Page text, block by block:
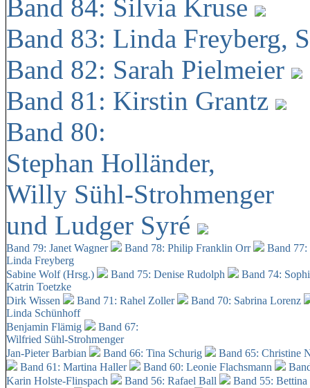
Band 84: Silvia Kruse
Band 83: Linda Freyberg,
Band 82: Sarah Pielmeier
Band 81: Kirstin Grantz
Band 80:
Stephan Holländer,
Willy Sühl-Strohmenger
und Ludger Syré
Band 79: Janet Wagner Band 78: Philip Franklin Orr
Band
Linda Freyberg
Sabine Wolf (Hrsg.)
Band 75: Denise Rudolph
Band 74:
Katrin Toetzke
Dirk Wissen
Band 71: Rahel Zoller
Band 70: Sabrina Lorenz
Linda Schünhoff
Benjamin Flämig
Band 67:
Wilfried Sühl-Strohmenger
Jan-Pieter Barbian
Band 66: Tina Schurig
Band 65: Christine
Band 61: Martina Haller
Band 60: Leonie Flachsmann
Karin Holste-Flinspach
Band 56: Rafael Ball
Band 55: